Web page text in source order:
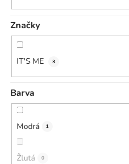
Značky
IT'S ME 3
Barva
Modrá 1
Žlutá 0